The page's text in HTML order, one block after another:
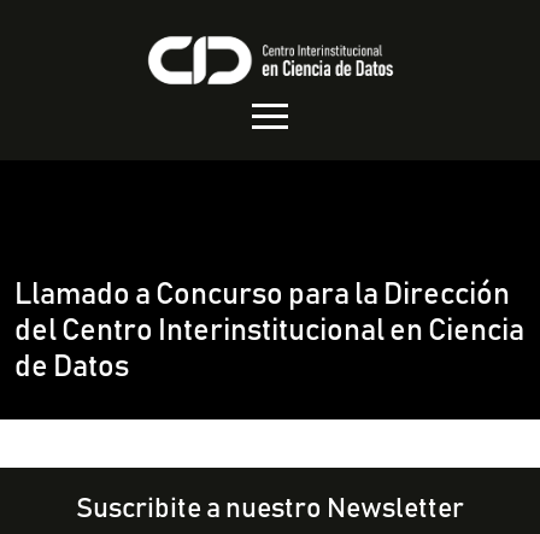
Llamado a Concurso para la Dirección
del Centro Interinstitucional en Ciencia
de Datos
Suscribite a nuestro Newsletter